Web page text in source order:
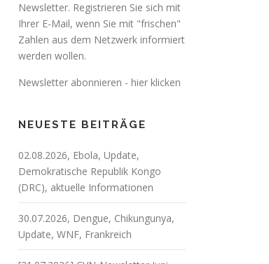
Newsletter. Registrieren Sie sich mit
Ihrer E-Mail, wenn Sie mit "frischen"
Zahlen aus dem Netzwerk informiert
werden wollen.
Newsletter abonnieren - hier klicken
NEUESTE BEITRÄGE
02.08.2026, Ebola, Update,
Demokratische Republik Kongo
(DRC), aktuelle Informationen
30.07.2026, Dengue, Chikungunya,
Update, WNF, Frankreich